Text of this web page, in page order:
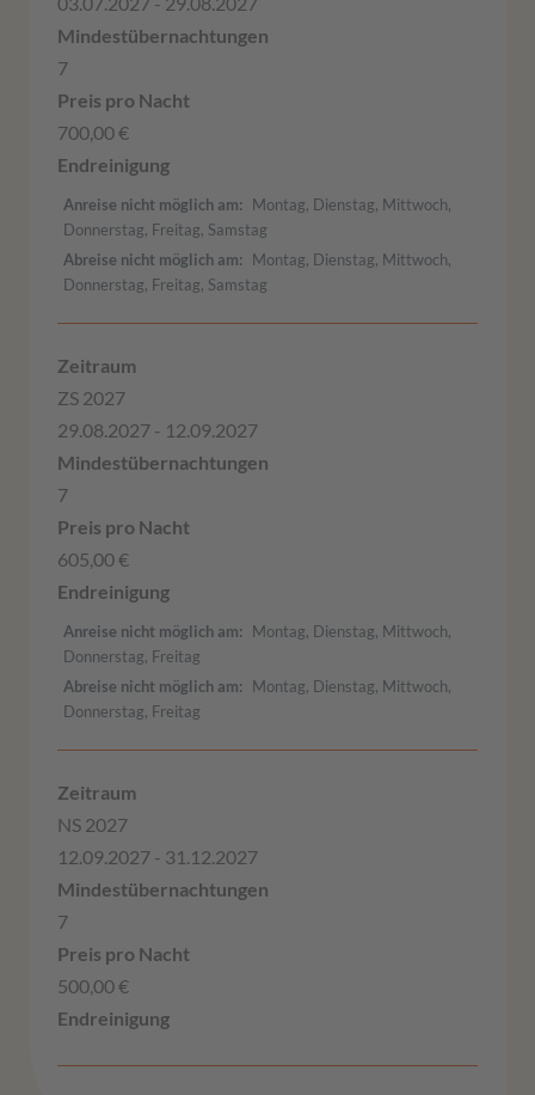
7
700,00 €
Anreise nicht möglich am
Montag, Dienstag, Mittwoch,
Donnerstag, Freitag, Samstag
Abreise nicht möglich am
Montag, Dienstag, Mittwoch,
Donnerstag, Freitag, Samstag
ZS 2027
29.08.2027 - 12.09.2027
7
605,00 €
Anreise nicht möglich am
Montag, Dienstag, Mittwoch,
Donnerstag, Freitag
Abreise nicht möglich am
Montag, Dienstag, Mittwoch,
Donnerstag, Freitag
NS 2027
12.09.2027 - 31.12.2027
7
500,00 €